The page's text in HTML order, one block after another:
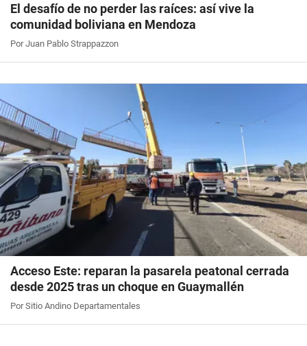
El desafío de no perder las raíces: así vive la
comunidad boliviana en Mendoza
Por Juan Pablo Strappazzon
Acceso Este: reparan la pasarela peatonal cerrada
desde 2025 tras un choque en Guaymallén
Por Sitio Andino Departamentales